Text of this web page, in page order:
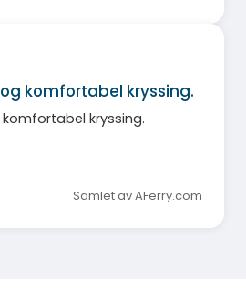
komfortabel kryssing.
kryssing.
Samlet av AFerry.com